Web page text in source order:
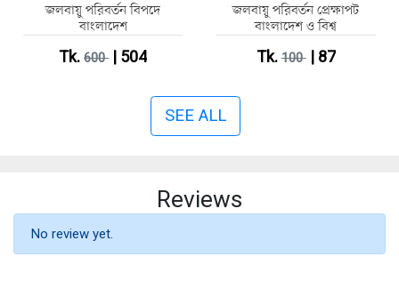
জলবায়ু পরিবর্তন বিপদে
বাংলাদেশ
Tk.600| 504
জলবায়ু পরিবর্তন প্রেক্ষাপট
বাংলাদেশ ও বিশ্ব
Tk.100| 87
SEE ALL
Reviews
No review yet.